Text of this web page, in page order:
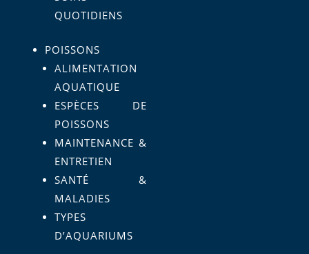
QUOTIDIENS
POISSONS
ALIMENTATION
AQUATIQUE
ESPÈCES DE
POISSONS
MAINTENANCE &
ENTRETIEN
SANTÉ &
MALADIES
TYPES
D’AQUARIUMS